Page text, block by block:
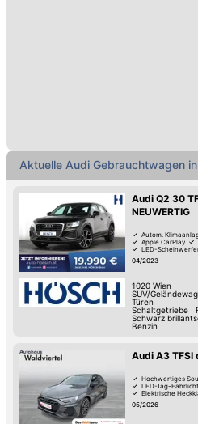
Aktuelle Audi Gebrauchtwagen
Audi Q2 30
NEUWERTIG
Autom.
Apple CarPlay
LED-
Isofix Kindersitz-
04/2023
1020 Wien
SUV/
Türen
Schaltgetriebe|
Schwarz
Benzin
Audi A3 TFSI
Hochwertiges
LED-Tag-Fahrlicht
Elektrische
Adaptive
05/2026